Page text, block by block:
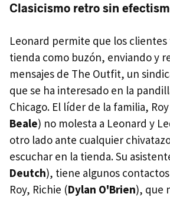
Clasicismo retro sin
Leonard permite que los
tienda como buzón, enviando y
mensajes de The Outfit, un
que se ha interesado en la
Chicago. El líder de la familia,
Beale) no molesta a Leonard y
otro lado ante cualquier
escuchar en la tienda. Su
Deutch), tiene algunos
Roy, Richie (Dylan O'Brien), que